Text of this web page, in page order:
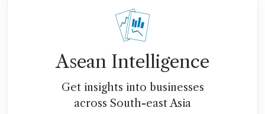
Asean Intelligence
Get insights into businesses
across South-east Asia